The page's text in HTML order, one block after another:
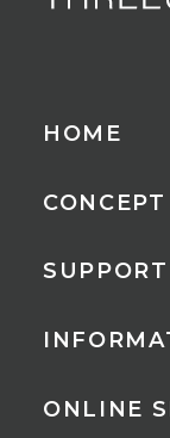
メ
お
HOME
CONCEPT
SUPPORT
ONLINE